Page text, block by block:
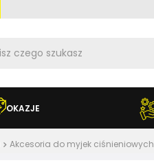
OKAZJE
Akcesoria do myjek ciśnieniowych